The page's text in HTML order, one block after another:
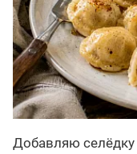
Добавляю